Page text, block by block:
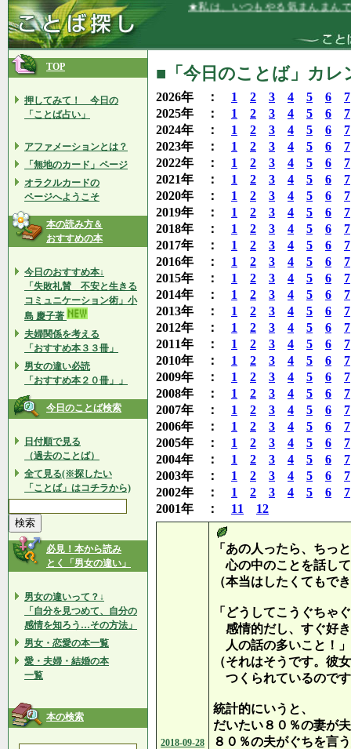
★私は、いつもやる気まんまんです★
TOP
押してみて！ 今日の
「ことば占い」
アファメーションとは？
「無地のカード」ページ
オラクルカードの
ページへようこそ
本の読み方＆
おすすめの本
今日のおすすめ本↓
「失敗礼賛 不安と生きる
コミュニケーション術」小
島 慶子著
夫婦関係を考える
「おすすめ本３３冊」
男女の違い必読
「おすすめ本２０冊」」
今日のことば検索
日付順で見る
（過去のことば）
全て見る(※探したい
「ことば」はコチラから)
必見！本から読み
とく「男女の違い」
男女の違いって？↓
「自分を見つめて、自分の
感情を知ろう…その方法」
男女・恋愛の本一覧
愛・夫婦・結婚の本
一覧
本の検索
■「今日のことば」カ
2026年 ： 1 2 3 4 5 6
7
2025年 ： 1 2 3 4 5 6
7
2024年 ： 1 2 3 4 5 6
7
2023年 ： 1 2 3 4 5 6
7
2022年 ： 1 2 3 4 5 6
7
2021年 ： 1 2 3 4 5 6
7
2020年 ： 1 2 3 4 5 6
7
2019年 ： 1 2 3 4 5 6
7
2018年 ： 1 2 3 4 5 6
7
2017年 ： 1 2 3 4 5 6
7
2016年 ： 1 2 3 4 5 6
7
2015年 ： 1 2 3 4 5 6
7
2014年 ： 1 2 3 4 5 6
7
2013年 ： 1 2 3 4 5 6
7
2012年 ： 1 2 3 4 5 6
7
2011年 ： 1 2 3 4 5 6
7
2010年 ： 1 2 3 4 5 6
7
2009年 ： 1 2 3 4 5 6
7
2008年 ： 1 2 3 4 5 6
7
2007年 ： 1 2 3 4 5 6
7
2006年 ： 1 2 3 4 5 6
7
2005年 ： 1 2 3 4 5 6
7
2004年 ： 1 2 3 4 5 6
7
2003年 ： 1 2 3 4 5 6
7
2002年 ： 1 2 3 4 5 6
7
2001年 ： 11 12
2018-09-28
「あの人ったら、ちっ
心の中のことを話し
（本当はしたくてもで
「どうしてこうぐちゃ
感情的だし、すぐ好
人の話の多いこと！」
（それはそうです。彼
つくられているので
統計的にいうと、
だいたい８０％の妻が
８０％の夫がぐちを言